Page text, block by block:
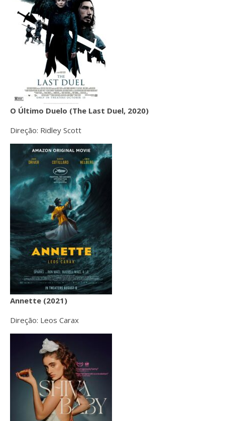
O Último Duelo (The Last Duel, 2020)
Direção: Ridley Scott
Annette (2021)
Direção: Leos Carax